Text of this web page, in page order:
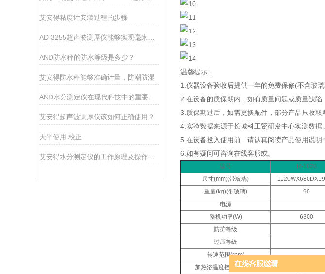
艾安得粘度计安装过程的步骤
AND防水秤的防水等级是多少？
艾安得防水秤能够准确计量，防潮防湿
AND水分测定仪在现代科技中的重要作用
艾安得超声波测厚仪该如何正确使用？
天平使用 校正
艾安得水分测定仪的工作原理及操作指南
温馨提示：
1.仪器设备验收后提供一年的免费保修(不含玻璃
2.在设备的质保期内，如有质量问题或质量缺
3.质保期过后，如需更换配件，部分产品只收取
4.实验数据来源于长城科工贸研发中心实测数据。
5.在设备投入使用前，请认真阅读产品使用说明
6.如有疑问可咨询在线客服或。
型号 R-1020
尺寸(mm)(带玻璃)
重量(kg)(带玻璃)
90
电源
整机功率(W)
6300
防护等级
过压等级
转速范围(rpm)
加热浴温度控制范围(℃)